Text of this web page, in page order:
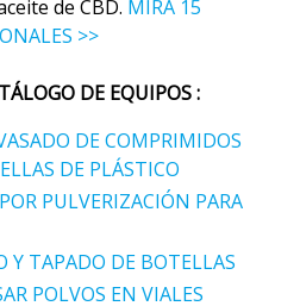
de CBD. MIRA 15
>>
DE EQUIPOS :
DE COMPRIMIDOS
DE PLÁSTICO
PULVERIZACIÓN PARA
Y TAPADO DE BOTELLAS
POLVOS EN VIALES